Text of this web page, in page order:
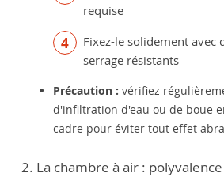
requise
Fixez-le solidement avec
serrage résistants
Précaution : vérifiez
d'infiltration d'eau ou de boue
cadre pour éviter tout effet
2. La chambre à air :